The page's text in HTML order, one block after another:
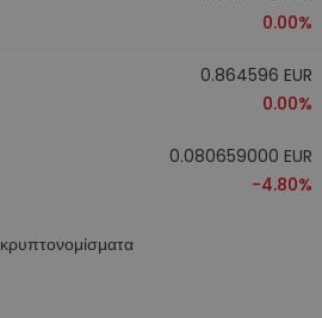
0.00%
0.864596 EUR
0.00%
0.080659000 EUR
-4.80%
κρυπτονομίσματα